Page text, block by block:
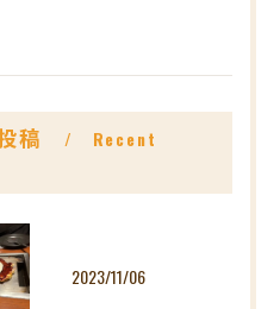
稿
Recent
2023/11/06